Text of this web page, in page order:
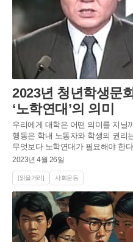
2023년 청년학생문
‘노학연대’의 의미
우리에게 대학은 어떤 의미를 지닐
행동은 학내 노동자와 학생의 권리
무엇보다 노학연대가 필요해야 한
2023년 4월 26일
[읽을거리] 사회운동